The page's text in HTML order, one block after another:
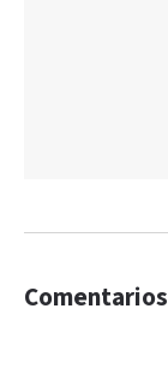
Comentarios